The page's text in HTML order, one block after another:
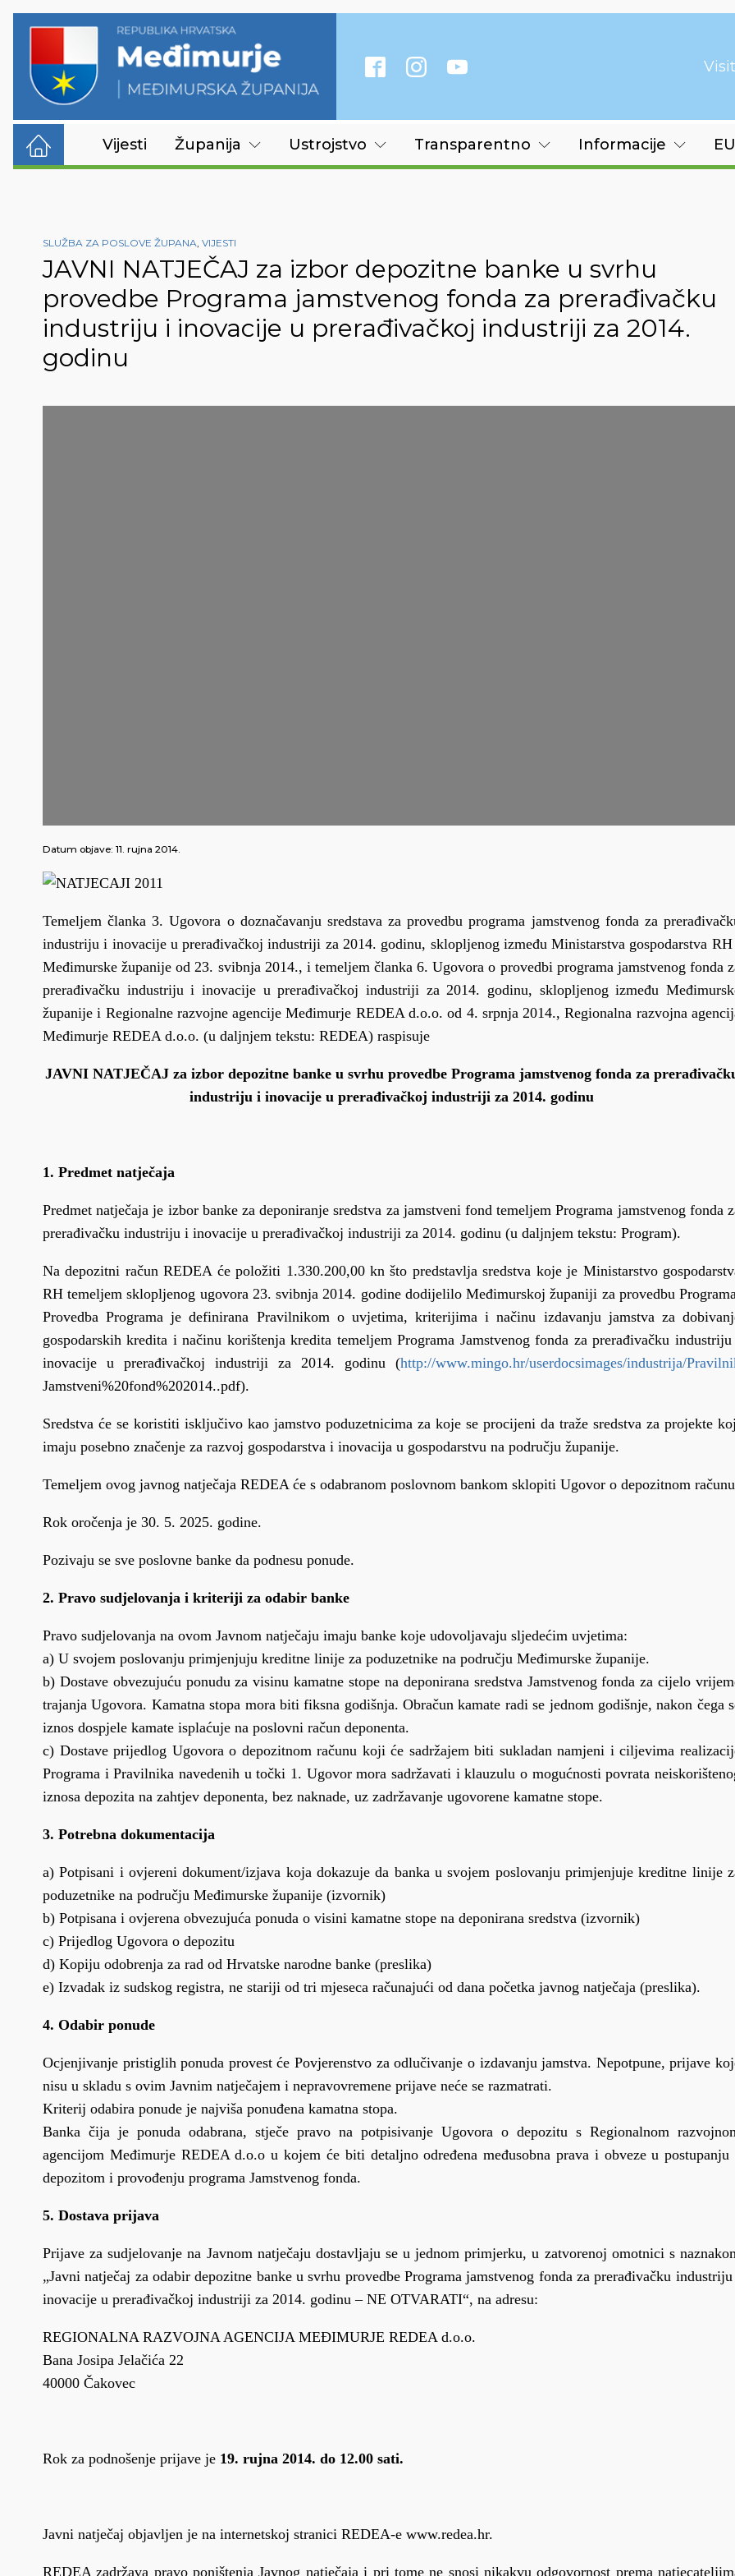
Vijesti Županija Ustrojstvo Transparentno Informacije
SLUŽBA ZA POSLOVE ŽUPANA, VIJESTI
JAVNI NATJEČAJ za izbor depozitne banke u svrhu
provedbe Programa jamstvenog fonda za prerađivačku
industriju i inovacije u prerađivačkoj industriji za 2014.
godinu
Datum objave: 11. rujna 2014.
Temeljem članka 3. Ugovora o doznačavanju sredstava za provedbu programa jamstvenog fonda za
industriju i inovacije u prerađivačkoj industriji za 2014. godinu, sklopljenog između Ministarstva gospodarstva
Međimurske županije od 23. svibnja 2014., i temeljem članka 6. Ugovora o provedbi programa jamstvenog fonda
prerađivačku industriju i inovacije u prerađivačkoj industriji za 2014. godinu, sklopljenog između
županije i Regionalne razvojne agencije Međimurje REDEA d.o.o. od 4. srpnja 2014., Regionalna razvojna
Međimurje REDEA d.o.o. (u daljnjem tekstu: REDEA) raspisuje
JAVNI NATJEČAJ za izbor depozitne banke u svrhu provedbe Programa jamstvenog fonda za
industriju i inovacije u prerađivačkoj industriji za 2014. godinu
1. Predmet natječaja
Predmet natječaja je izbor banke za deponiranje sredstva za jamstveni fond temeljem Programa jamstvenog fonda
prerađivačku industriju i inovacije u prerađivačkoj industriji za 2014. godinu (u daljnjem tekstu: Program).
Na depozitni račun REDEA će položiti 1.330.200,00 kn što predstavlja sredstva koje je Ministarstvo
RH temeljem sklopljenog ugovora 23. svibnja 2014. godine dodijelilo Međimurskoj županiji za provedbu
Provedba Programa je definirana Pravilnikom o uvjetima, kriterijima i načinu izdavanju jamstva za
gospodarskih kredita i načinu korištenja kredita temeljem Programa Jamstvenog fonda za prerađivačku
inovacije u prerađivačkoj industriji za 2014. godinu (http://www.mingo.hr/userdocsimages/industrija/
Jamstveni%20fond%202014..pdf).
Sredstva će se koristiti isključivo kao jamstvo poduzetnicima za koje se procijeni da traže sredstva za projekte
imaju posebno značenje za razvoj gospodarstva i inovacija u gospodarstvu na području županije.
Temeljem ovog javnog natječaja REDEA će s odabranom poslovnom bankom sklopiti Ugovor o depozitnom
Rok oročenja je 30. 5. 2025. godine.
Pozivaju se sve poslovne banke da podnesu ponude.
2. Pravo sudjelovanja i kriteriji za odabir banke
Pravo sudjelovanja na ovom Javnom natječaju imaju banke koje udovoljavaju sljedećim uvjetima:
a) U svojem poslovanju primjenjuju kreditne linije za poduzetnike na području Međimurske županije.
b) Dostave obvezujuću ponudu za visinu kamatne stope na deponirana sredstva Jamstvenog fonda za cijelo
trajanja Ugovora. Kamatna stopa mora biti fiksna godišnja. Obračun kamate radi se jednom godišnje, nakon čega
iznos dospjele kamate isplaćuje na poslovni račun deponenta.
c) Dostave prijedlog Ugovora o depozitnom računu koji će sadržajem biti sukladan namjeni i ciljevima
Programa i Pravilnika navedenih u točki 1. Ugovor mora sadržavati i klauzulu o mogućnosti povrata
iznosa depozita na zahtjev deponenta, bez naknade, uz zadržavanje ugovorene kamatne stope.
3. Potrebna dokumentacija
a) Potpisani i ovjereni dokument/izjava koja dokazuje da banka u svojem poslovanju primjenjuje kreditne linije
poduzetnike na području Međimurske županije (izvornik)
b) Potpisana i ovjerena obvezujuća ponuda o visini kamatne stope na deponirana sredstva (izvornik)
c) Prijedlog Ugovora o depozitu
d) Kopiju odobrenja za rad od Hrvatske narodne banke (preslika)
e) Izvadak iz sudskog registra, ne stariji od tri mjeseca računajući od dana početka javnog natječaja (preslika).
4. Odabir ponude
Ocjenjivanje pristiglih ponuda provest će Povjerenstvo za odlučivanje o izdavanju jamstva. Nepotpune, prijave
nisu u skladu s ovim Javnim natječajem i nepravovremene prijave neće se razmatrati.
Kriterij odabira ponude je najviša ponuđena kamatna stopa.
Banka čija je ponuda odabrana, stječe pravo na potpisivanje Ugovora o depozitu s Regionalnom
agencijom Međimurje REDEA d.o.o u kojem će biti detaljno određena međusobna prava i obveze u postupanju
depozitom i provođenju programa Jamstvenog fonda.
5. Dostava prijava
Prijave za sudjelovanje na Javnom natječaju dostavljaju se u jednom primjerku, u zatvorenoj omotnici s
„Javni natječaj za odabir depozitne banke u svrhu provedbe Programa jamstvenog fonda za prerađivačku
inovacije u prerađivačkoj industriji za 2014. godinu – NE OTVARATI“, na adresu:
REGIONALNA RAZVOJNA AGENCIJA MEĐIMURJE REDEA d.o.o.
Bana Josipa Jelačića 22
40000 Čakovec
Rok za podnošenje prijave je 19. rujna 2014. do 12.00 sati.
Javni natječaj objavljen je na internetskoj stranici REDEA-e www.redea.hr.
REDEA zadržava pravo poništenja Javnog natječaja i pri tome ne snosi nikakvu odgovornost prema